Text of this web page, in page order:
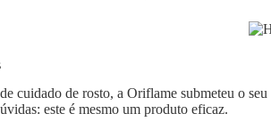
cuidado de rosto, a Oriflame submeteu o seu
este é mesmo um produto eficaz.